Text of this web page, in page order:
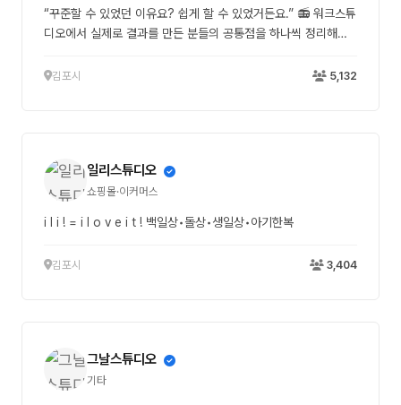
“꾸준할 수 있었던 이유요? 쉽게 할 수 있었거든요.” 📻 워크스튜
디오에서 실제로 결과를 만든 분들의 공통점을 하나씩 정리해서
했다”는 점. ─ ─ ─ 그런데, 단순히 꾸준한 게 전부일까요? 아니
부담이 없으니까 자연스럽게 계속 하게 되더라고요.” ─ ─ ─ 📌
워크스튜디오는요, ‘열심히 하세요’라고 말하지 않습니다. 대신,
있게 안내하고 ✔️ 불필요한 고민을 줄여드립니다. 그래서 어렵지
니다.
김포시 5,132
일리스튜디오
쇼핑몰·이커머스
i l i ! = i l o v e i t ! 백일상•돌상•생일상•아기한복
김포시 3,404
그날스튜디오
기타